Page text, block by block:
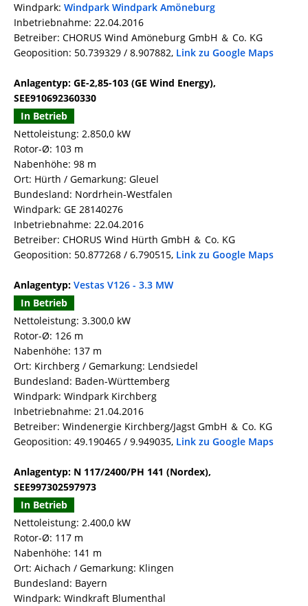
Windpark: Windpark Windpark Amöneburg
Inbetriebnahme: 22.04.2016
Betreiber: CHORUS Wind Amöneburg GmbH ＆ Co. KG
Geoposition: 50.739329 / 8.907882, Link zu Google Maps
Anlagentyp: GE-2,85-103 (GE Wind Energy),
SEE910692360330
In Betrieb
Nettoleistung: 2.850,0 kW
Rotor-Ø: 103 m
Nabenhöhe: 98 m
Ort: Hürth / Gemarkung: Gleuel
Bundesland: Nordrhein-Westfalen
Windpark: GE 28140276
Inbetriebnahme: 22.04.2016
Betreiber: CHORUS Wind Hürth GmbH ＆ Co. KG
Geoposition: 50.877268 / 6.790515, Link zu Google Maps
Anlagentyp: Vestas V126 - 3.3 MW
In Betrieb
Nettoleistung: 3.300,0 kW
Rotor-Ø: 126 m
Nabenhöhe: 137 m
Ort: Kirchberg / Gemarkung: Lendsiedel
Bundesland: Baden-Württemberg
Windpark: Windpark Kirchberg
Inbetriebnahme: 21.04.2016
Betreiber: Windenergie Kirchberg/Jagst GmbH ＆ Co. KG
Geoposition: 49.190465 / 9.949035, Link zu Google Maps
Anlagentyp: N 117/2400/PH 141 (Nordex),
SEE997302597973
In Betrieb
Nettoleistung: 2.400,0 kW
Rotor-Ø: 117 m
Nabenhöhe: 141 m
Ort: Aichach / Gemarkung: Klingen
Bundesland: Bayern
Windpark: Windkraft Blumenthal